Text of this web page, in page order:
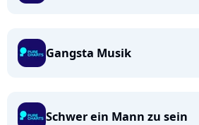
Gangsta Musik
Schwer ein Mann zu sein